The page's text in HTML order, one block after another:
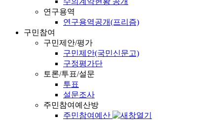
연구용역
연구용역공개(프리즘)
구민참여
구민제안/평가
구민제안(국민신문고)
구정평가단
토론/투표/설문
투표
설문조사
주민참여예산방
주민참여예산